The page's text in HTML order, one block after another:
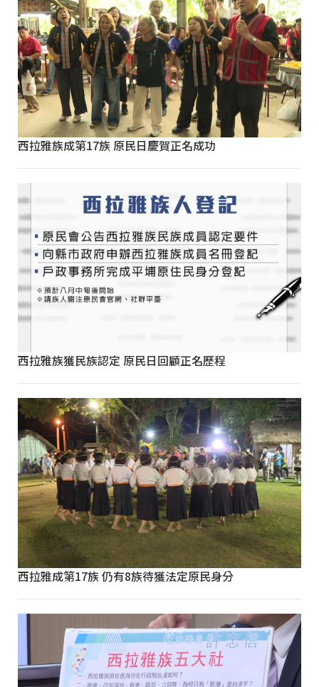
西拉雅族成第17族 原民日慶賀正名成功
西拉雅族獲民族認定 原民日回顧正名歷程
西拉雅成第17族 仍有8族待獲法定原民身分